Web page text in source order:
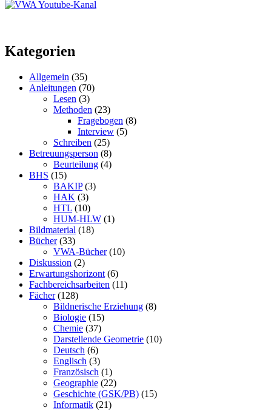
Kategorien
Allgemein (35)
Anleitungen (70)
Lesen (3)
Methoden (23)
Fragebogen (8)
Interview (5)
Schreiben (25)
Betreuungsperson (8)
Beurteilung (4)
BHS (15)
BAKIP(3)
HAK (3)
HTL (10)
HUM-HLW (1)
Bildmaterial (18)
Bücher(33)
VWA-Bücher(10)
Diskussion (2)
Erwartungshorizont (6)
Fachbereichsarbeiten (11)
Fächer(128)
Bildnerische Erziehung (8)
Biologie (15)
Chemie (37)
Darstellende Geometrie (10)
Deutsch (6)
Englisch (3)
Französisch (1)
Geographie (22)
Geschichte (GSK/PB) (15)
Informatik (21)